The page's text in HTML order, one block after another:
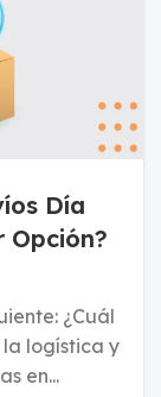
Día
Opción?
¿Cuál
la logística y
en...